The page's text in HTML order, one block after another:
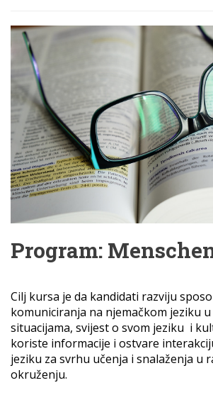
Program:
Cilj kursa je da kandidati razviju
komuniciranja na njemačkom jeziku
situacijama, svijest o svom jeziku i
koriste informacije i ostvare
jeziku za svrhu učenja i snalaženja u
okruženju.